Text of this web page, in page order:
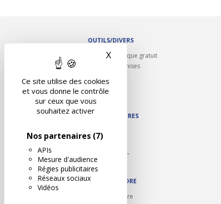
Ce site utilise des cookies
et vous donne le contrôle
sur ceux que vous
souhaitez activer
Nos partenaires (7)
APIs
Mesure d'audience
Régies publicitaires
Réseaux sociaux
Vidéos
X Masquer le bandeau des
OUTILS/DIVERS
Rappel contrôle technique gratuit
Partenariats/Remises
Contact
NOS PARTENAIRES
Autodidact
Karoil
Autovision PL
Motovision
NOUS REJOINDRE
Ouvrir un centre